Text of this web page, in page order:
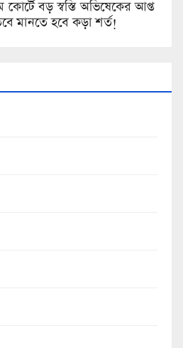
কোর্টে বড় স্বস্তি অভিষেকের আপ্ত
মানতে হবে কড়া শর্ত!